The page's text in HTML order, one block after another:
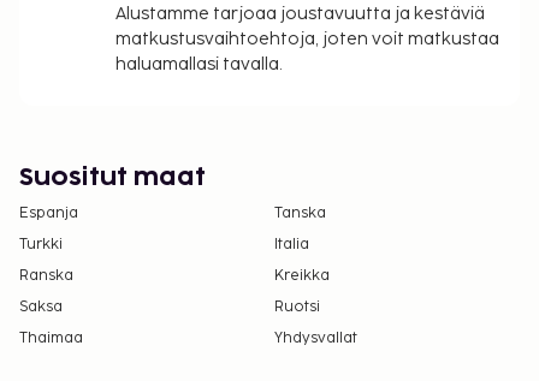
Maksu buffetaamiaisesta: noin 14.90 EUR
aikuisille ja 7.45 EUR lapsille
Katettu omatoiminen pysäköinti: 30 EUR per
Aikainen sisäänkirjautuminen (riippuu
saatavuudesta): 35 EUR
Myöhäinen uloskirjautuminen (riippuu
saatavuudesta): 35 EUR
takuumaksut eivät välttämättä sisällä veroja, ja ne
Alustamme tarjoaa joustavuutta ja kestäviä
matkustusvaihtoehtoja, joten voit matkustaa
haluamallasi tavalla.
Suositut maat
Espanja
Tanska
Turkki
Italia
Ranska
Kreikka
Saksa
Ruotsi
Thaimaa
Yhdysvallat